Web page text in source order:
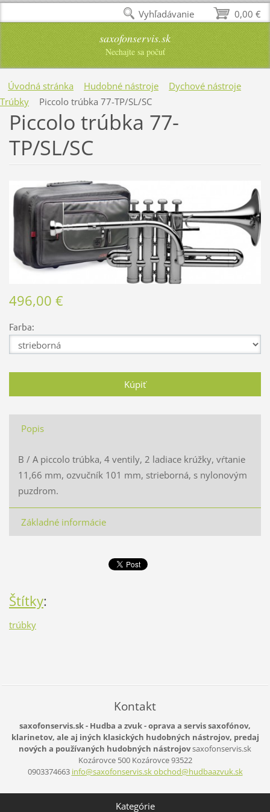
saxofonservis.sk
Nechajte sa počuť
Úvodná stránka Hudobné nástroje
Dychové nástroje
Trúbky
Piccolo trúbka 77-TP/SL/SC
Piccolo trúbka 77-
TP/SL/SC
496,00 €
Farba:
Popis
B / A piccolo trúbka, 4 ventily, 2 ladiace krúžky, vŕtanie
11,66 mm, ozvučník 101 mm, strieborná, s nylonovým
puzdrom.
Základné informácie
Štítky:
trúbky
Kontakt
saxofonservis.sk - Hudba a zvuk - oprava a servis saxofónov,
klarinetov, ale aj iných klasických hudobných nástrojov, predaj
nových a používaných hudobných nástrojovsaxofonservis.sk
Kozárovce 500Kozárovce93522
0903374663 info@saxofonservis.sk obchod@hudbaazvuk.sk
Kategórie
0,00 €
Vyhľadávanie